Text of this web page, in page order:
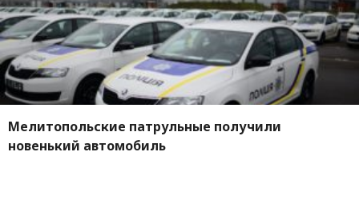
Мелитопольские патрульные получили
новенький автомобиль